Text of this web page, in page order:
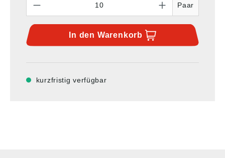
Paar
In den Warenkorb
kurzfristig verfügbar